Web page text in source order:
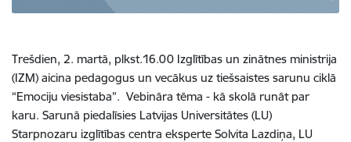
Trešdien, 2. martā, plkst.16.00 Izglītības un zinātnes ministrija
(IZM) aicina pedagogus un vecākus uz tiešsaistes sarunu ciklā
“Emociju viesistaba”. Vebināra tēma - kā skolā runāt par
karu. Sarunā piedalīsies Latvijas Universitātes (LU)
Starpnozaru izglītības centra eksperte Solvita Lazdiņa, LU